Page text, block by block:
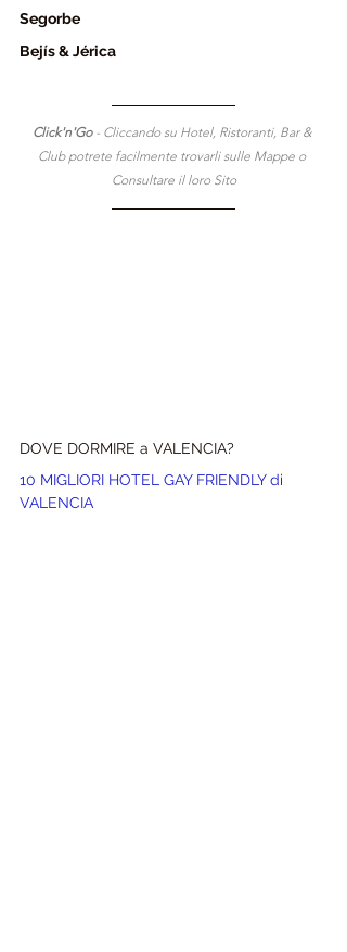
Segorbe
Bejís & Jérica
Click'n'Go - Cliccando su Hotel, Ristoranti, Bar &
Club potrete facilmente trovarli sulle Mappe o
Consultare il loro Sito
DOVE DORMIRE a VALENCIA?
10 MIGLIORI HOTEL GAY FRIENDLY di
VALENCIA